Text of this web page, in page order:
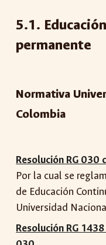
5.1.
permanente
Normativa
Colombia
Resolución RG 030
Por la cual se
de Educación
Universidad
Resolución RG